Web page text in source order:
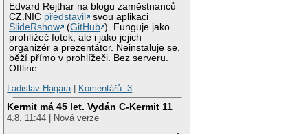
Edvard Rejthar na blogu zaměstnanců
CZ.NIC představil
svou aplikaci
SlideRshow
(GitHub ). Funguje jako
prohlížeč fotek, ale i jako jejich
organizér a prezentátor. Neinstaluje se,
běží přímo v prohlížeči. Bez serveru.
Offline.
Ladislav Hagara| Komentářů: 3
Kermit má 45 let. Vydán C-Kermit 11
4.8. 11:44 | Nová verze